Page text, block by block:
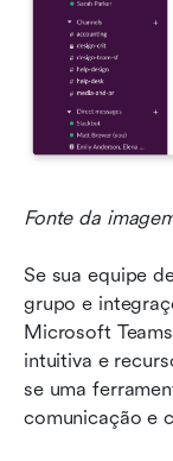
Fonte da
Se sua equipe
grupo e
Microsoft
intuitiva e
se uma
comunicação e